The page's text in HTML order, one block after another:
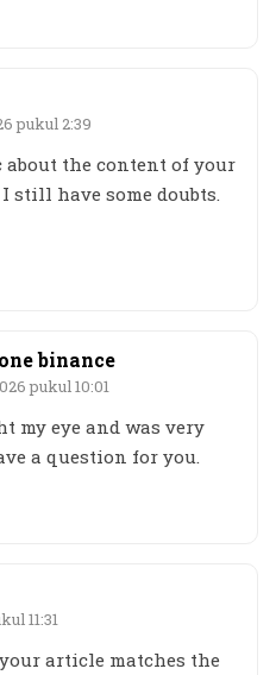
pukul 2:39
about the content of your
have some doubts.
binance
pukul 10:01
my eye and was very
a question for you.
11:31
article matches the